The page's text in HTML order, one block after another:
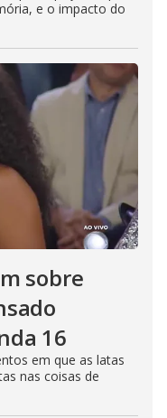
e o impacto do
sobre
16
em que as latas
nas coisas de